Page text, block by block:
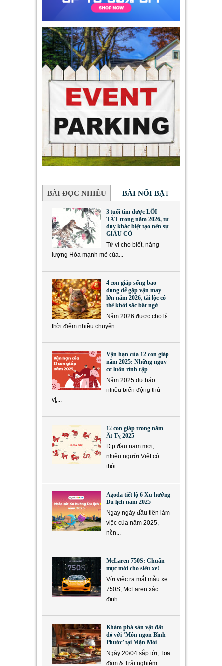
BÀI ĐỌC NHIỀU BÀI NỔI BẬT
3 tuổi tìm được LỐI
TẮT trong năm 2026, tư
duy khác biệt tạo nên sự
GIÀU CÓ
Tử vi cho biết, năng
lượng Hỏa mạnh mẽ của...
4 con giáp sống bao
dung dễ gặp vận may
lớn năm 2026, tài lộc có
thể khởi sắc bất ngờ
Năm 2026 được cho là
thời điểm nhiều chuyển...
Vận hạn của 12 con giáp
năm 2025: Những nguy
cơ luôn rình rập
Năm 2025 dự báo
nhiều biến động thú
vị,...
12 con giáp trong năm
Ất Tỵ 2025
Dịp đầu năm mới,
nhiều người Việt có
thói...
Agoda tiết lộ 6 Xu hướng
Du lịch năm 2025
Ngay ngày đầu tiên làm
việc của năm 2025,
nền...
McLaren 750S: Chuẩn
mực mới cho siêu xe!
Với việc ra mắt mẫu xe
750S, McLaren xác
định...
Khám phá sản vật đất
đỏ với ‘Món ngon Bình
Phước’ tại Mặn Mòi
Ngày 20/04 sắp tới, Tọa
đàm & Trải nghiệm...